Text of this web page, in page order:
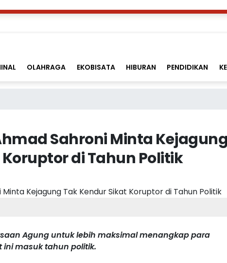
OLAHRAGA EKOBISATA HIBURAN PENDIDIKAN
Sahroni Minta Kejagung
di Tahun Politik
Agung untuk lebih maksimal menangkap para
ini masuk tahun politik.